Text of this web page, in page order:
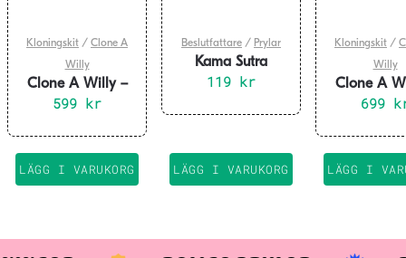
Kloningskit / Clone A
Willy
Clone A Willy –
Svart
599 kr
LÄGG I VARUKORG
Beslutfattare / Prylar
Kama Sutra
Beslutskula
119 kr
LÄGG I VARUKORG
Kloningskit /
Willy
Clone A
699
LÄGG I